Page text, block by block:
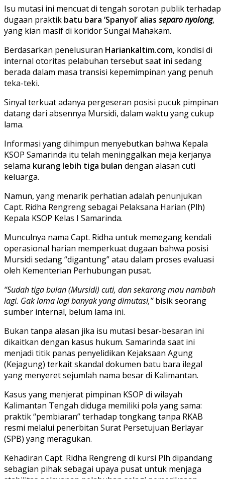
Isu mutasi ini mencuat di tengah sorotan publik terhadap
dugaan praktik batu bara ‘Spanyol’ alias separo nyolong,
yang kian masif di koridor Sungai Mahakam.
Berdasarkan penelusuran Hariankaltim.com, kondisi di
internal otoritas pelabuhan tersebut saat ini sedang
berada dalam masa transisi kepemimpinan yang penuh
teka-teki.
Sinyal terkuat adanya pergeseran posisi pucuk pimpinan
datang dari absennya Mursidi, dalam waktu yang cukup
lama.
Informasi yang dihimpun menyebutkan bahwa Kepala
KSOP Samarinda itu telah meninggalkan meja kerjanya
selama kurang lebih tiga bulan dengan alasan cuti
keluarga.
Namun, yang menarik perhatian adalah penunjukan
Capt. Ridha Rengreng sebagai Pelaksana Harian (Plh)
Kepala KSOP Kelas I Samarinda.
Munculnya nama Capt. Ridha untuk memegang kendali
operasional harian memperkuat dugaan bahwa posisi
Mursidi sedang “digantung” atau dalam proses evaluasi
oleh Kementerian Perhubungan pusat.
“Sudah tiga bulan (Mursidi) cuti, dan sekarang mau nambah
lagi. Gak lama lagi banyak yang dimutasi,”bisik seorang
sumber internal, belum lama ini.
Bukan tanpa alasan jika isu mutasi besar-besaran ini
dikaitkan dengan kasus hukum. Samarinda saat ini
menjadi titik panas penyelidikan Kejaksaan Agung
(Kejagung) terkait skandal dokumen batu bara ilegal
yang menyeret sejumlah nama besar di Kalimantan.
Kasus yang menjerat pimpinan KSOP di wilayah
Kalimantan Tengah diduga memiliki pola yang sama:
praktik “pembiaran” terhadap tongkang tanpa RKAB
resmi melalui penerbitan Surat Persetujuan Berlayar
(SPB) yang meragukan.
Kehadiran Capt. Ridha Rengreng di kursi Plh dipandang
sebagian pihak sebagai upaya pusat untuk menjaga